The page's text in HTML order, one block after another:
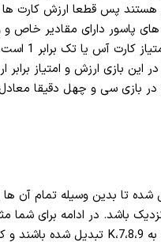
هستند پس قطعا ارزش کارت
پاسور دارای مقادیر خاص و
معرفی
و سایر کارت ها در این بازی ارزش و
برنده خواهد شد که مجموع آن ها به 30 نزدیک